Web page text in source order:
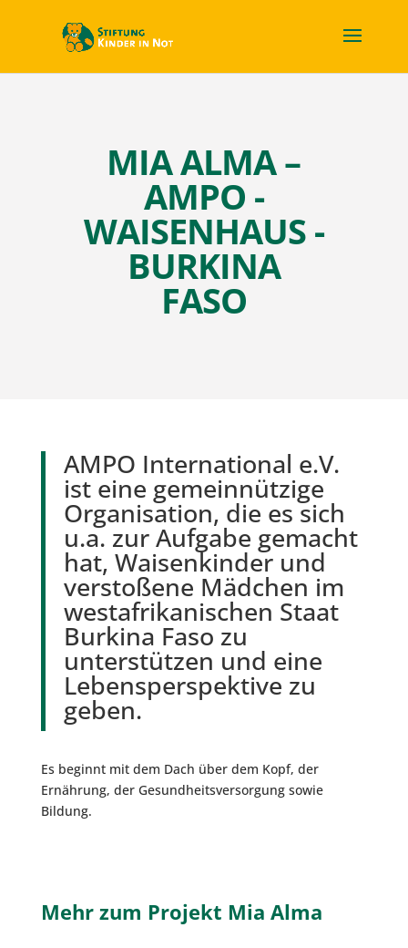
MIA ALMA –
AMPO -
WAISENHAUS -
BURKINA
FASO
AMPO International e.V.
ist eine gemeinnützige
Organisation, die es sich
u.a. zur Aufgabe gemacht
hat, Waisenkinder und
verstoßene Mädchen im
westafrikanischen Staat
Burkina Faso zu
unterstützen und eine
Lebensperspektive zu
geben.
Es beginnt mit dem Dach über dem Kopf, der
Ernährung, der Gesundheitsversorgung sowie
Bildung.
Mehr zum Projekt Mia Alma